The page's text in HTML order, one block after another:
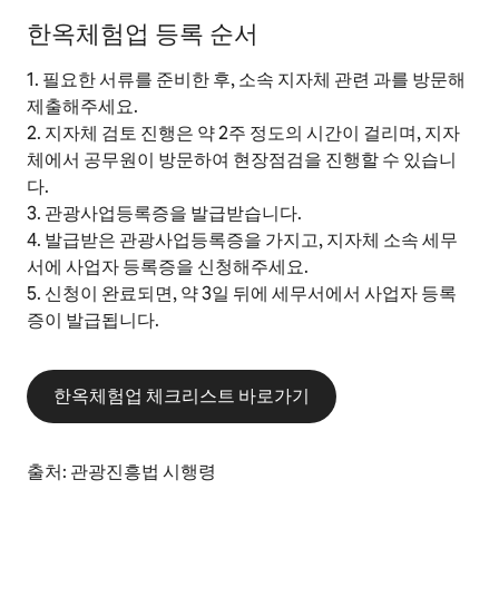
한옥체험업 등록 순서
1. 필요한 서류를 준비한 후, 소속 지자체 관련 과를 방문해
제출해주세요.
2. 지자체 검토 진행은 약 2주 정도의 시간이 걸리며, 지자
체에서 공무원이 방문하여 현장점검을 진행할 수 있습니
다.
3. 관광사업등록증을 발급받습니다.
4. 발급받은 관광사업등록증을 가지고, 지자체 소속 세무
서에 사업자 등록증을 신청해주세요.
5. 신청이 완료되면, 약 3일 뒤에 세무서에서 사업자 등록
증이 발급됩니다.
한옥체험업 체크리스트 바로가기
출처: 관광진흥법 시행령